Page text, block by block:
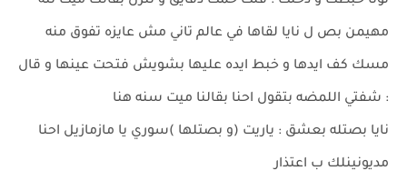
مهيمن بص ل نايا لقاها في عالم تاني مش عايزه تفوق منه
مسك كف ايدها و خبط ايده عليها بشويش فتحت عينها و قال
: شفتي اللمضه بتقول احنا بقالنا ميت سنه هنا
نايا بصتله بعشق : ياريت (و بصتلها )سوري يا مازمازيل احنا
مديونينلك ب اعتذار